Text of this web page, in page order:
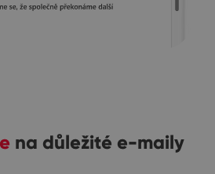
na důležité e-maily